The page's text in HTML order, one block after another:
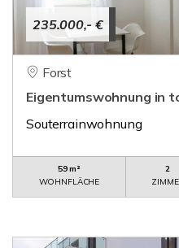
235.000,- €
Forst
Eigentumswohnung in
Souterrainwohnung
59 m²
WOHNFLÄCHE
2